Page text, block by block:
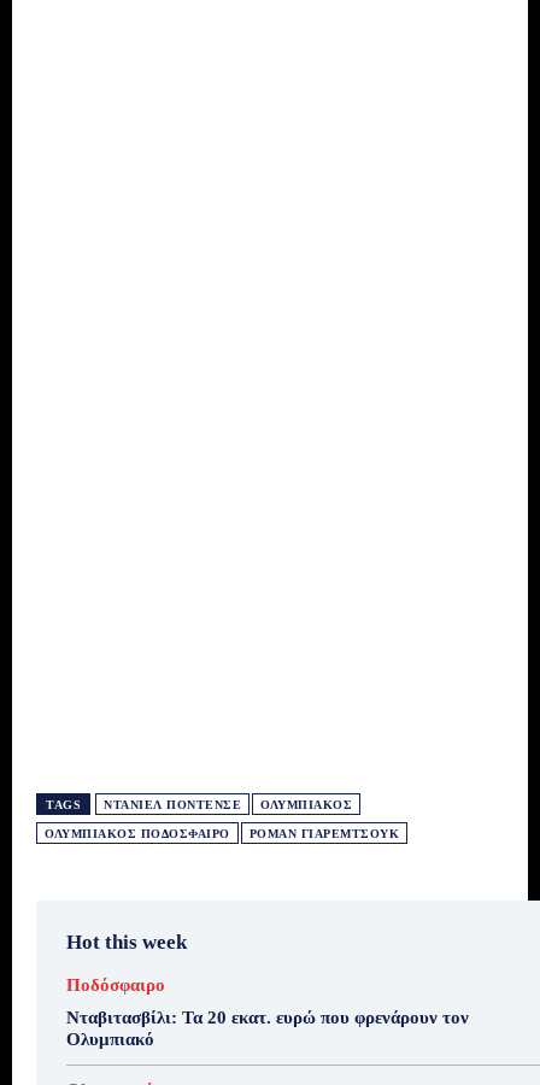
TAGS ΝΤΆΝΙΕΛ ΠΟΝΤΈΝΣΕ ΟΛΥΜΠΙΑΚΌΣ
ΟΛΥΜΠΙΑΚΌΣ ΠΟΔΌΣΦΑΙΡΟ ΡΌΜΑΝ ΓΙΆΡΕΜΤΣΟΥΚ
Hot this week
Ποδόσφαιρο
Νταβιτασβίλι: Τα 20 εκατ. ευρώ που φρενάρουν τον
Ολυμπιακό